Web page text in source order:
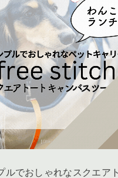
でおしゃれなスクエア